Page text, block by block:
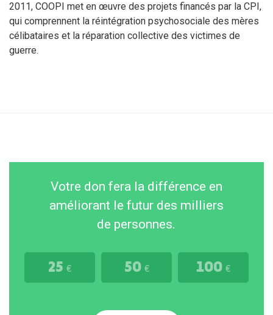
2011, COOPI met en œuvre des projets financés par la CPI,
qui comprennent la réintégration psychosociale des mères
célibataires et la réparation collective des victimes de
guerre.
Votre don fera la différence en
améliorant le futur des milliers
de personnes.
25 € 50 € 100 €